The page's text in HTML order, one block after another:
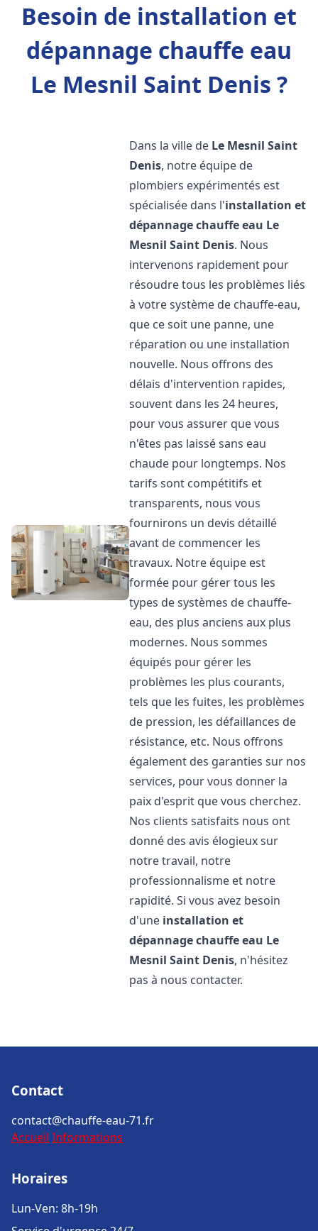
Besoin de installation et
dépannage chauffe eau
Le Mesnil Saint Denis ?
Dans la ville de Le Mesnil Saint
Denis, notre équipe de
plombiers expérimentés est
spécialisée dans l'installation et
dépannage chauffe eau Le
Mesnil Saint Denis. Nous
intervenons rapidement pour
résoudre tous les problèmes liés
à votre système de chauffe-eau,
que ce soit une panne, une
réparation ou une installation
nouvelle. Nous offrons des
délais d'intervention rapides,
souvent dans les 24 heures,
pour vous assurer que vous
n'êtes pas laissé sans eau
chaude pour longtemps. Nos
tarifs sont compétitifs et
transparents, nous vous
fournirons un devis détaillé
avant de commencer les
travaux. Notre équipe est
formée pour gérer tous les
types de systèmes de chauffe-
eau, des plus anciens aux plus
modernes. Nous sommes
équipés pour gérer les
problèmes les plus courants,
tels que les fuites, les problèmes
de pression, les défaillances de
résistance, etc. Nous offrons
également des garanties sur nos
services, pour vous donner la
paix d'esprit que vous cherchez.
Nos clients satisfaits nous ont
donné des avis élogieux sur
notre travail, notre
professionnalisme et notre
rapidité. Si vous avez besoin
d'une installation et
dépannage chauffe eau Le
Mesnil Saint Denis, n'hésitez
pas à nous contacter.
Contact
contact@chauffe-eau-71.fr
Accueil Informations
Horaires
Lun-Ven: 8h-19h